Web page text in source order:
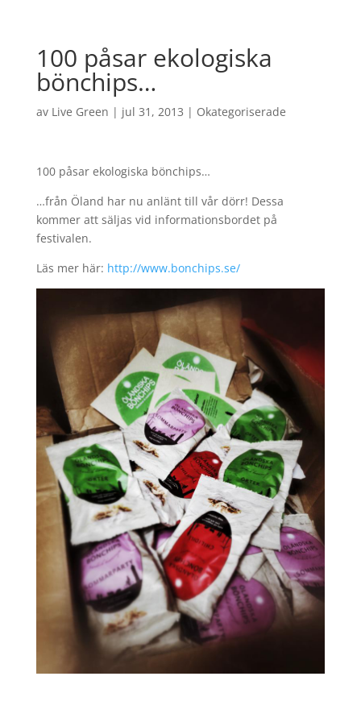
100 påsar ekologiska
bönchips…
av Live Green | jul 31, 2013 | Okategoriserade
100 påsar ekologiska bönchips…
…från Öland har nu anlänt till vår dörr! Dessa
kommer att säljas vid informationsbordet på
festivalen.
Läs mer här: http://www.bonchips.se/